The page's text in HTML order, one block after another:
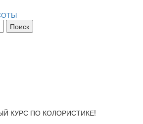
КУРС ПО КОЛОРИСТИКЕ!